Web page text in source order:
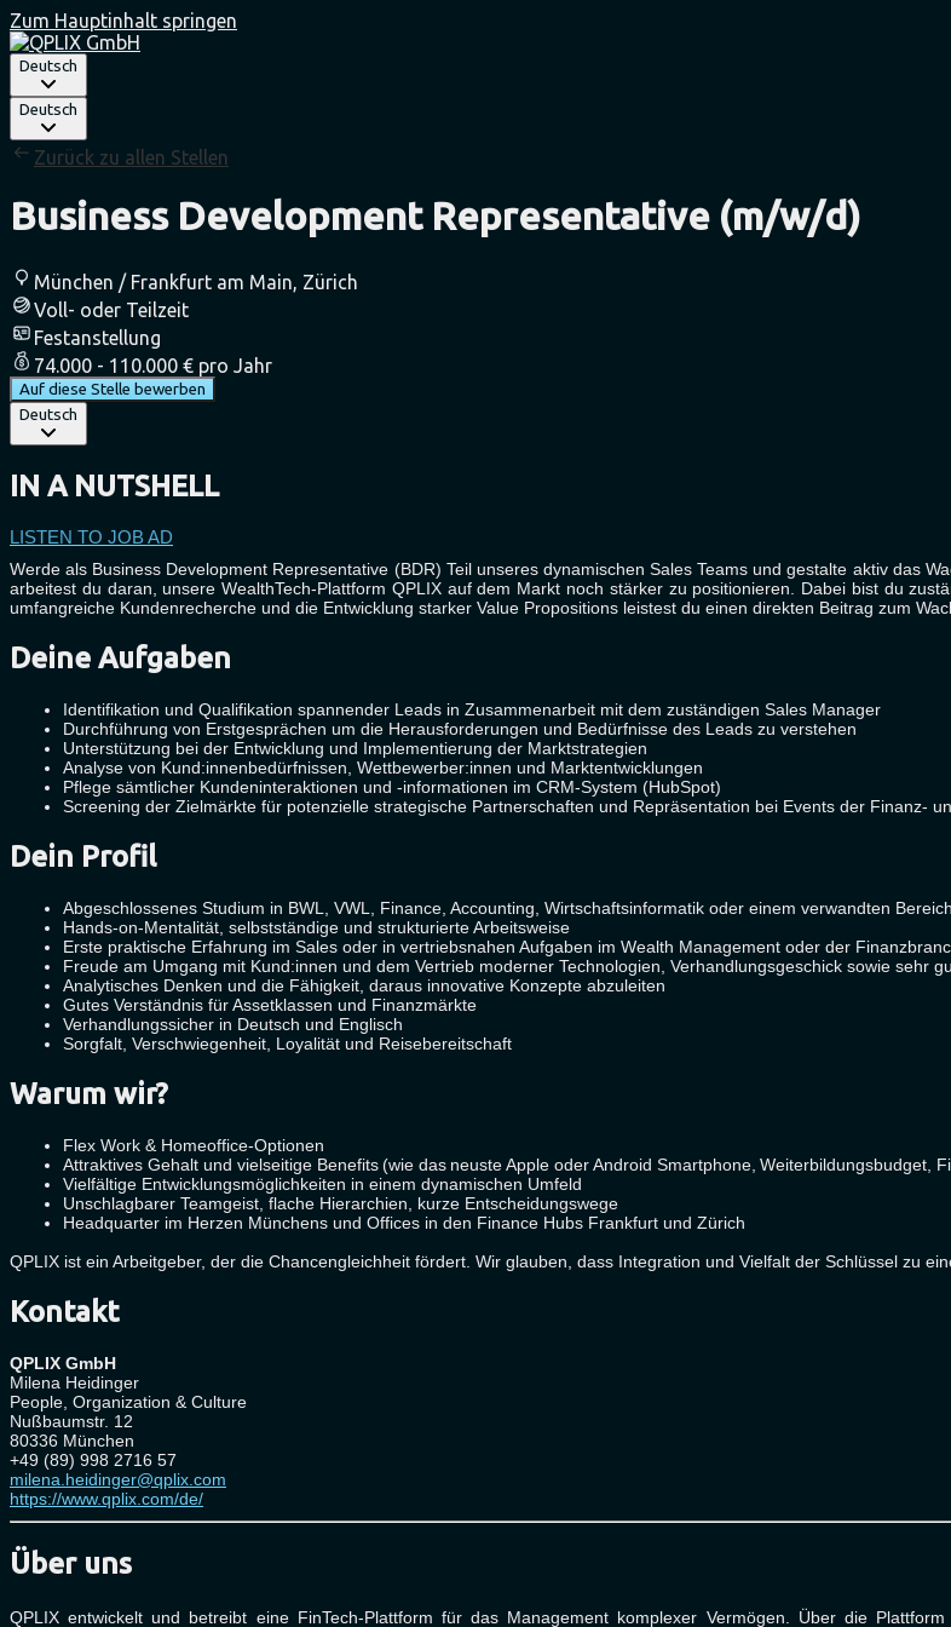
Zum Hauptinhalt springen
Deutsch
Deutsch
Zurück zu allen Stellen
Business Development Representative (m/w/d)
München / Frankfurt am Main, Zürich
Voll- oder Teilzeit
Festanstellung
74.000 - 110.000 € pro Jahr
Auf diese Stelle bewerben
Deutsch
IN A NUTSHELL
LISTEN TO JOB AD
Werde als Business Development Representative (BDR) Teil unseres dynamischen Sales Teams und gestalte aktiv das
arbeitest du daran, unsere WealthTech-Plattform QPLIX auf dem Markt noch stärker zu positionieren. Dabei bist du
umfangreiche Kundenrecherche und die Entwicklung starker Value Propositions leistest du einen direkten Beitrag zum
Deine Aufgaben
Identifikation und Qualifikation spannender Leads in Zusammenarbeit mit dem zuständigen Sales Manager
Durchführung von Erstgesprächen um die Herausforderungen und Bedürfnisse des Leads zu verstehen
Unterstützung bei der Entwicklung und Implementierung der Marktstrategien
Analyse von Kund:innenbedürfnissen, Wettbewerber:innen und Marktentwicklungen
Pflege sämtlicher Kundeninteraktionen und -informationen im CRM-System (HubSpot)
Screening der Zielmärkte für potenzielle strategische Partnerschaften und Repräsentation bei Events der Finanz-
Dein Profil
Abgeschlossenes Studium in BWL, VWL, Finance, Accounting, Wirtschaftsinformatik oder einem verwandten Bereich
Hands-on-Mentalität, selbstständige und strukturierte Arbeitsweise
Erste praktische Erfahrung im Sales oder in vertriebsnahen Aufgaben im Wealth Management oder der
Freude am Umgang mit Kund:innen und dem Vertrieb moderner Technologien, Verhandlungsgeschick sowie sehr
Analytisches Denken und die Fähigkeit, daraus innovative Konzepte abzuleiten
Gutes Verständnis für Assetklassen und Finanzmärkte
Verhandlungssicher in Deutsch und Englisch
Sorgfalt, Verschwiegenheit, Loyalität und Reisebereitschaft
Warum wir?
Flex Work & Homeoffice-Optionen
Attraktives Gehalt und vielseitige Benefits (wie das neuste Apple oder Android Smartphone, Weiterbildungsbudget,
Vielfältige Entwicklungsmöglichkeiten in einem dynamischen Umfeld
Unschlagbarer Teamgeist, flache Hierarchien, kurze Entscheidungswege
Headquarter im Herzen Münchens und Offices in den Finance Hubs Frankfurt und Zürich
QPLIX ist ein Arbeitgeber, der die Chancengleichheit fördert. Wir glauben, dass Integration und Vielfalt der Schlüssel zu
Kontakt
QPLIX GmbH
Milena Heidinger
People, Organization & Culture
Nußbaumstr. 12
80336 München
+49 (89) 998 2716 57
milena.heidinger@qplix.com
https://www.qplix.com/de/
Über uns
QPLIX entwickelt und betreibt eine FinTech-Plattform für das Management komplexer Vermögen. Über die